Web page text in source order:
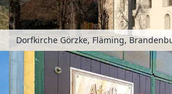
Dorfkirche Görzke, Fläming,